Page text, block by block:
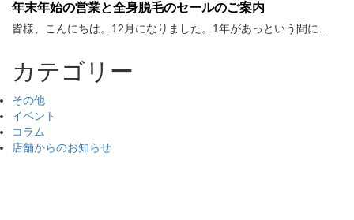
年末年始の営業と全身脱毛のセールのご案内
皆様、こんにちは。12月になりました。1年があっという間に…
カテゴリー
その他
イベント
コラム
店舗からのお知らせ